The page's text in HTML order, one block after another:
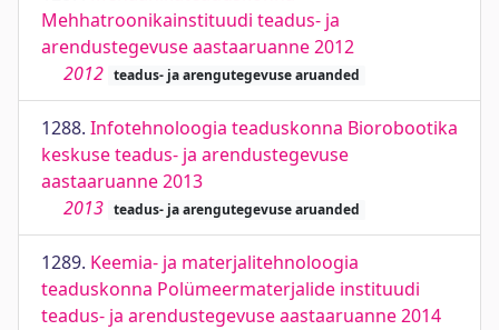
Mehhatroonikainstituudi teadus- ja
arendustegevuse aastaaruanne 2012
2012 teadus- ja arengutegevuse aruanded
1288. Infotehnoloogia teaduskonna Biorobootika
keskuse teadus- ja arendustegevuse
aastaaruanne 2013
2013 teadus- ja arengutegevuse aruanded
1289. Keemia- ja materjalitehnoloogia
teaduskonna Polümeermaterjalide instituudi
teadus- ja arendustegevuse aastaaruanne 2014